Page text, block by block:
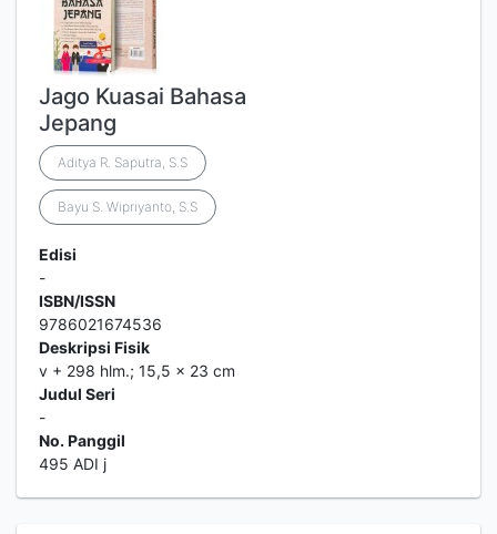
Jago Kuasai Bahasa
Jepang
Aditya R. Saputra, S.S
Bayu S. Wipriyanto, S.S
Edisi
-
ISBN/ISSN
9786021674536
Deskripsi Fisik
v + 298 hlm.; 15,5 x 23 cm
Judul Seri
-
No. Panggil
495 ADI j